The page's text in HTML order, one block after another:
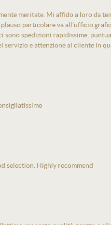
meritate. Mi affido a loro da
particolare va all’ufficio
sono spedizioni rapidissime,
servizio e attenzione al cliente in
selection. Highly recommend